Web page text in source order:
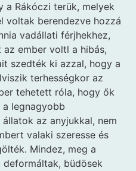
a Rákóczi terük, melyek
voltak berendezve hozzá
vadállati férjhekhez,
ember voltl a hibás,
szedték ki azzal, hogy a
terhességkor az
tehetett róla, hogy ők
legnagyobb
az anyjukkal, nem
valaki szeresse és
Mindez, meg a
büdösek